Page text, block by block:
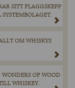
SITT FLAGGSKEPP
OM WHISKYS
OF WOOD
WHISKEY.